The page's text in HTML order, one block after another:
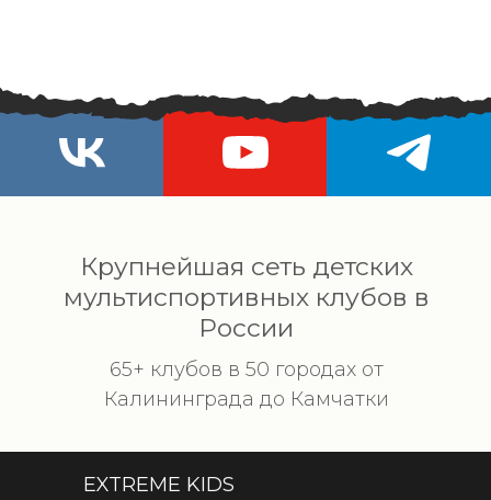
EXTREME KIDS
Крупнейшая сеть детских
мультиспортивных клубов в
России
65+ клубов в 50 городах от
Калининграда до Камчатки